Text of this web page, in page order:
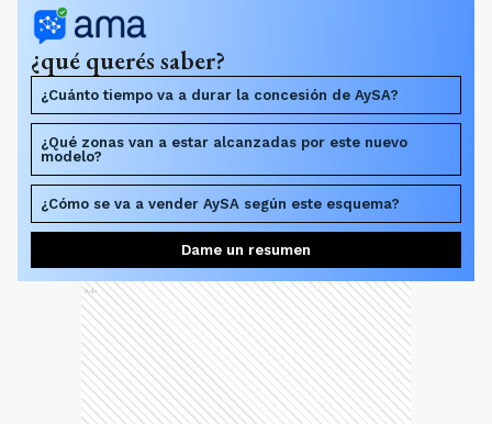
¿qué querés saber?
¿Cuánto tiempo va a durar la concesión de AySA?
¿Qué zonas van a estar alcanzadas por este nuevo
modelo?
¿Cómo se va a vender AySA según este esquema?
Dame un resumen
Ads